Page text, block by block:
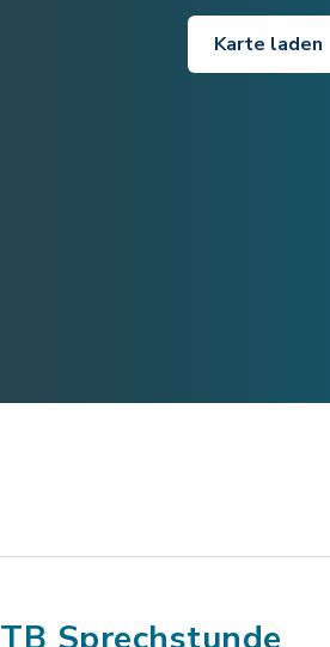
Karte laden